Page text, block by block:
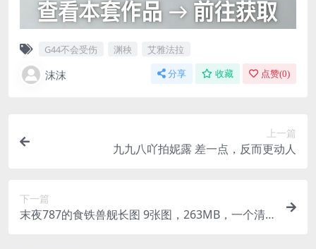
G44不会受伤 渊秧 艾雅法拉
沫沫 分享 收藏 点赞(0)
上一篇
九九八吖拍妮露 差一点，反而更动人
下一篇
末夜787的食铁兽舰长图 9张图，263MB，一个清